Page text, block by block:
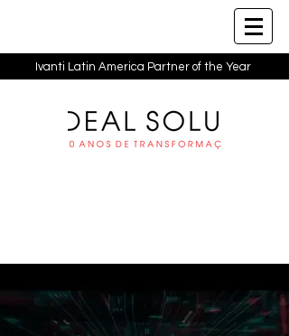
Ivanti Latin America Partner of the Year